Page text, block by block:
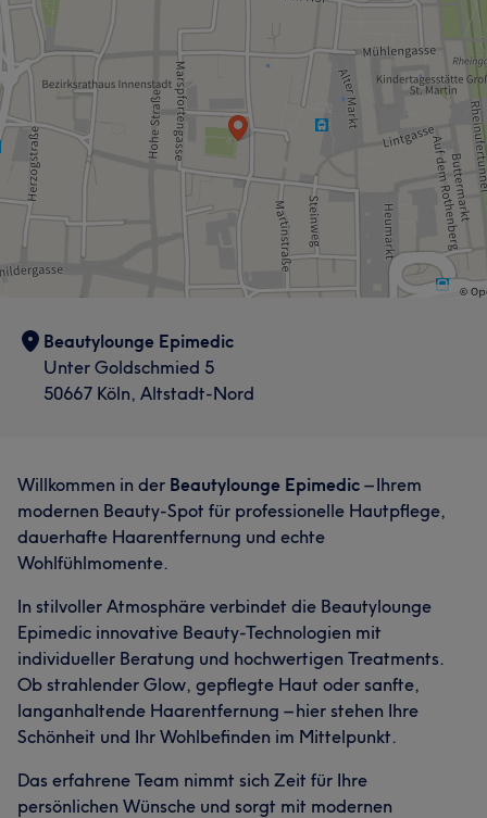
Was unsere Kunden über M2 sagen
Sympathisch
Beautylounge Epimedic
Unter Goldschmied 5
50667 Köln, Altstadt-Nord
Willkommen in der Beautylounge Epimedic – Ihrem
modernen Beauty-Spot für professionelle Hautpflege,
dauerhafte Haarentfernung und echte
Wohlfühlmomente.
In stilvoller Atmosphäre verbindet die Beautylounge
Epimedic innovative Beauty-Technologien mit
individueller Beratung und hochwertigen Treatments.
Ob strahlender Glow, gepflegte Haut oder sanfte,
langanhaltende Haarentfernung – hier stehen Ihre
Schönheit und Ihr Wohlbefinden im Mittelpunkt.
Das erfahrene Team nimmt sich Zeit für Ihre
persönlichen Wünsche und sorgt mit modernen